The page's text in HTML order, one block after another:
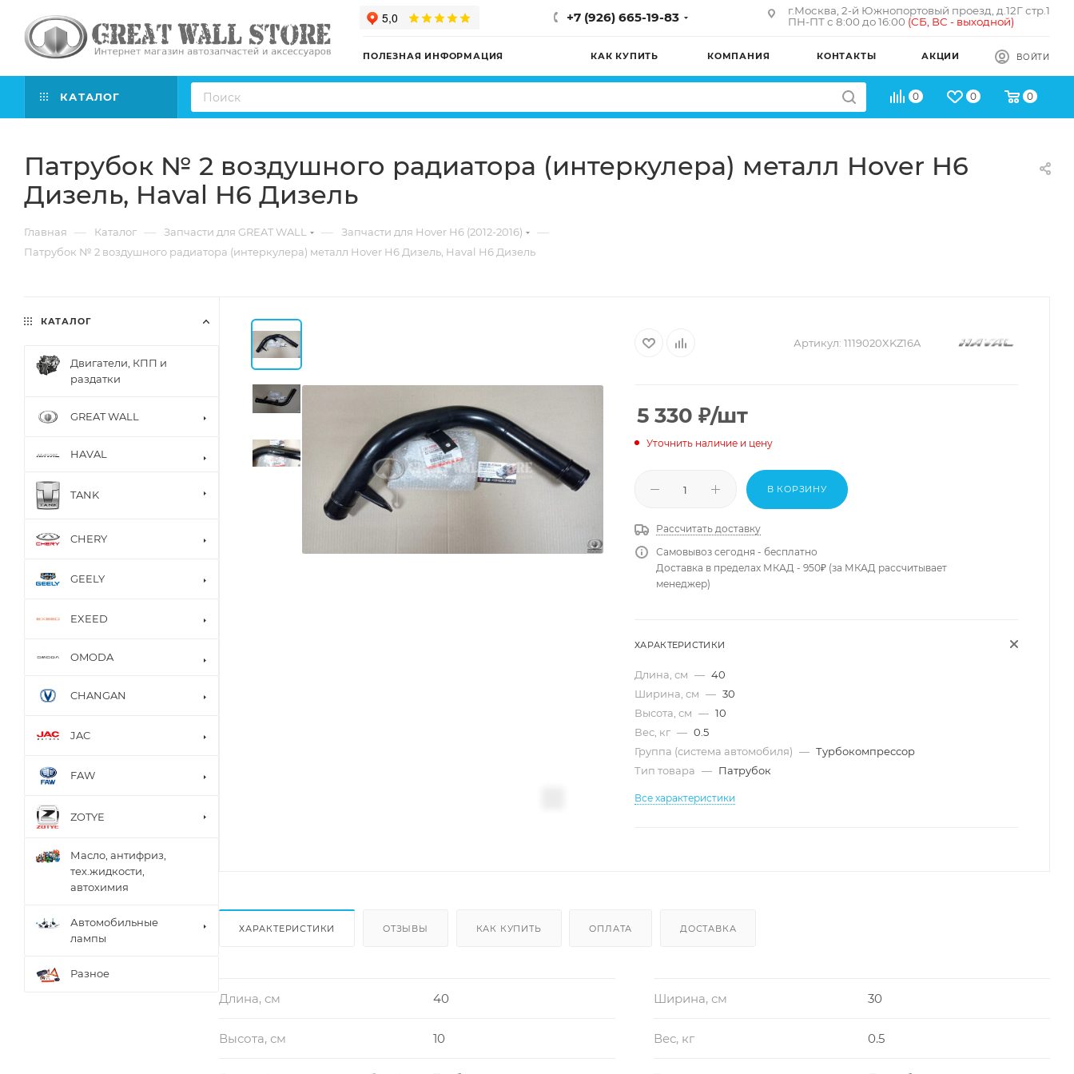
+7 (926) 665-19-83
г.Москва, 2-й Южнопортовый проезд, д.12Г стр.1
ПН-ПТ с 8:00 до 16:00 (СБ, ВС - выходной)
ПОЛЕЗНАЯ ИНФОРМАЦИЯ КАК КУПИТЬ КОМПАНИЯ КОНТАКТЫ АКЦИИ ВОЙТИ
КАТАЛОГ 0 0 0
Патрубок № 2 воздушного радиатора (интеркулера) металл Hover H6
Дизель, Haval H6 Дизель
Главная — Каталог — Запчасти для GREAT WALL — Запчасти для Hover H6 (2012-2016) —
Патрубок № 2 воздушного радиатора (интеркулера) металл Hover H6 Дизель, Haval H6 Дизель
Артикул: 1119020XKZ16A
5 330 ₽/шт
Уточнить наличие и цену
В КОРЗИНУ
Рассчитать доставку
Самовывоз сегодня - бесплатно
Доставка в пределах МКАД - 950₽ (за МКАД рассчитывает
менеджер)
ХАРАКТЕРИСТИКИ
Длина, см — 40
Ширина, см — 30
Высота, см — 10
Вес, кг — 0.5
Группа (система автомобиля) — Турбокомпрессор
Тип товара — Патрубок
Все характеристики
ХАРАКТЕРИСТИКИ ОТЗЫВЫ КАК КУПИТЬ ОПЛАТА ДОСТАВКА
Длина, см 40 Ширина, см 30
Высота, см 10 Вес, кг 0.5
КАТАЛОГ
Двигатели, КПП и
раздатки
GREAT WALL
HAVAL
TANK
CHERY
GEELY
EXEED
OMODA
CHANGAN
JAC
FAW
ZOTYE
Масло, антифриз,
тех.жидкости,
автохимия
Автомобильные
лампы
Разное